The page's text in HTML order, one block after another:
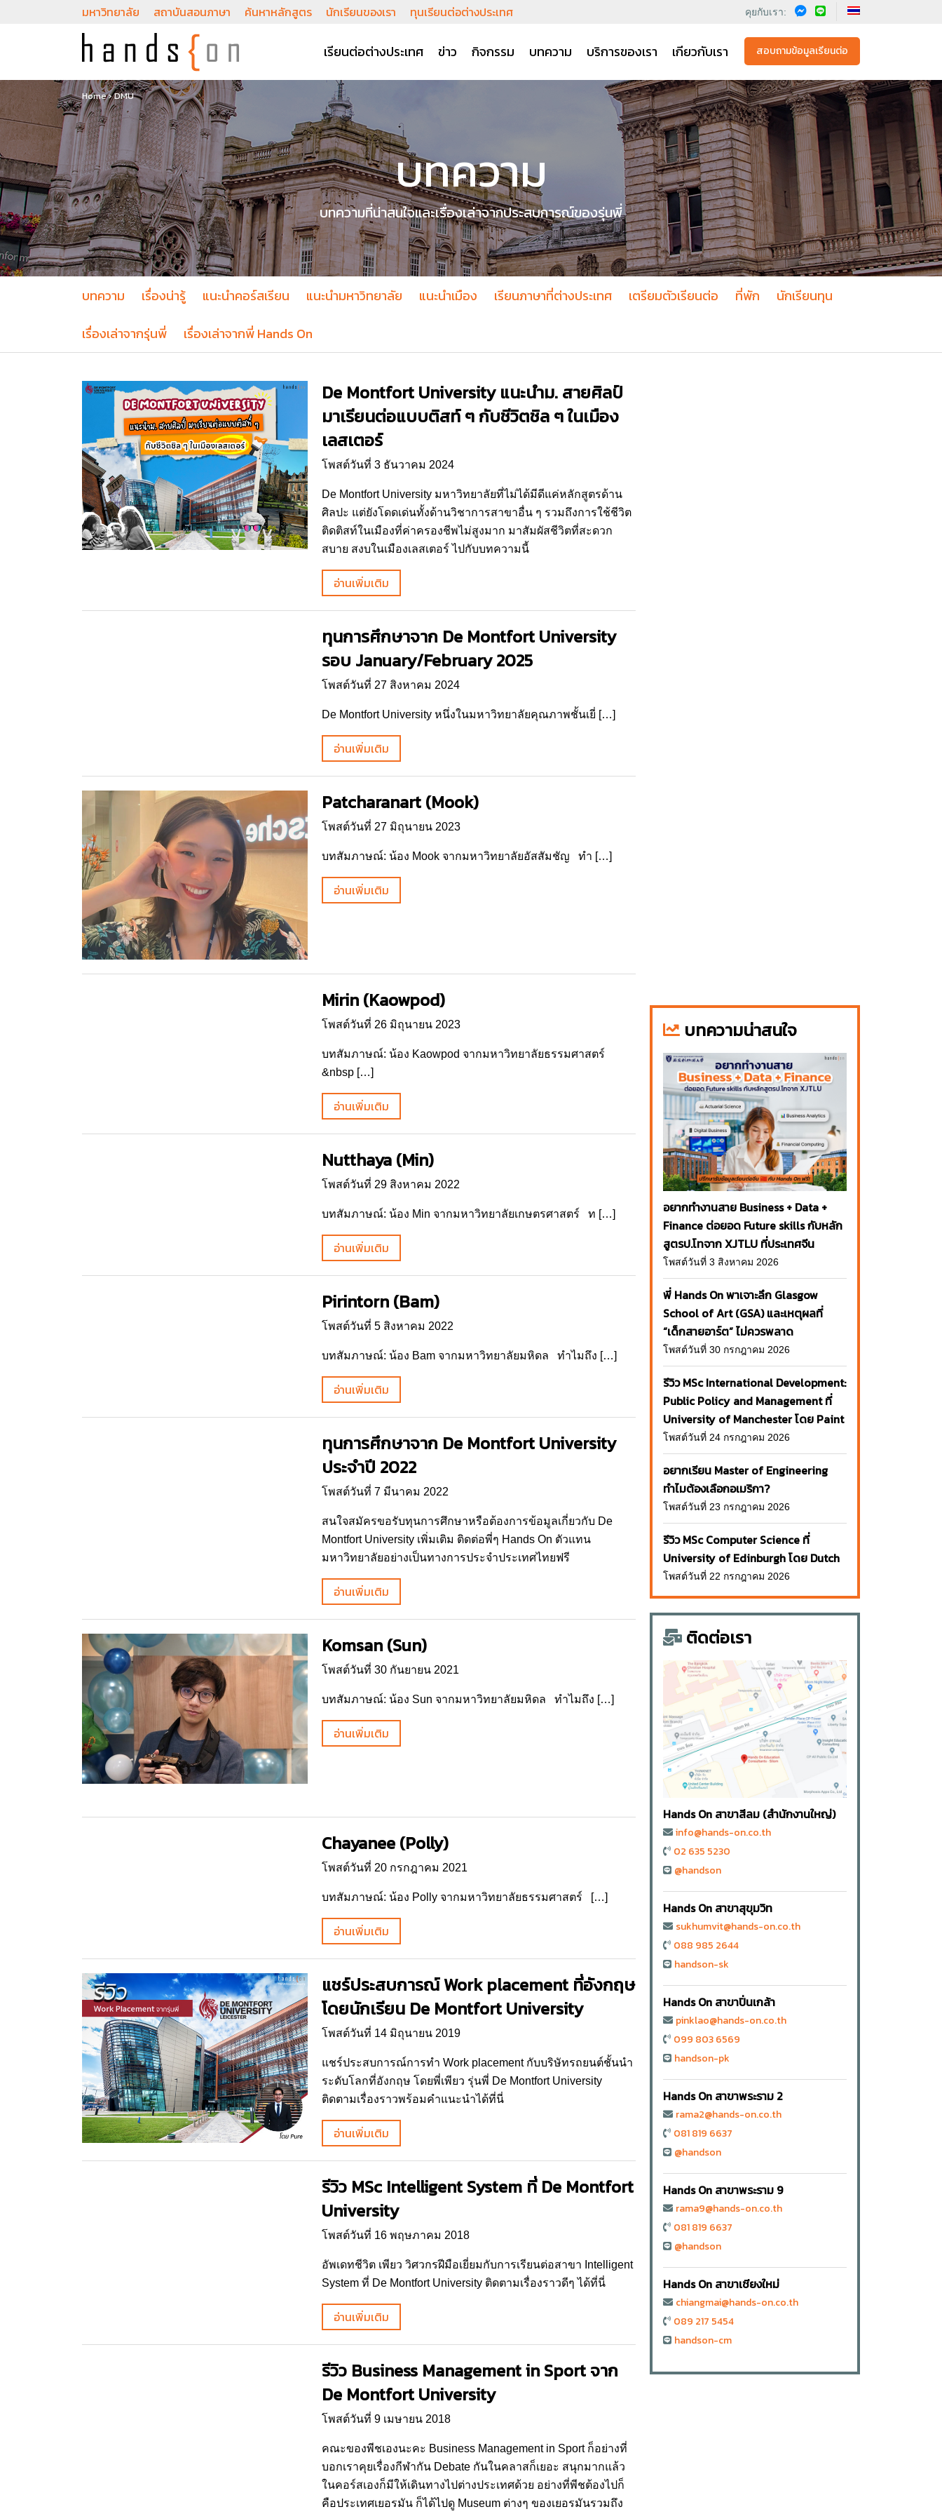
มหาวิทยาลัย สถาบันสอนภาษา ค้นหาหลักสูตร นักเรียนของเรา ทุนเรียนต่อต่างประเทศ คุยกับเรา:
เรียนต่อต่างประเทศ ข่าว กิจกรรม บทความ บริการของเรา เกียวกับเรา สอบถามข้อมูลเรียนต่อ
Home›DMU
บทความ
บทความที่น่าสนใจและเรื่องเล่าจากประสบการณ์ของรุ่นพี่
บทความ เรื่องน่ารู้ แนะนำคอร์สเรียน แนะนำมหาวิทยาลัย แนะนำเมือง เรียนภาษาที่ต่างประเทศ เตรียมตัวเรียนต่อ ที่พัก
นักเรียนทุน
เรื่องเล่าจากรุ่นพี่
เรื่องเล่าจากพี่ Hands On
De Montfort University แนะนำม. สายศิลป์
มาเรียนต่อแบบติสท์ ๆ กับชีวิตชิล ๆ ในเมือง
เลสเตอร์
โพสต์วันที่ 3 ธันวาคม 2024
De Montfort University มหาวิทยาลัยที่ไม่ได้มีดีแค่หลักสูตรด้าน
ศิลปะ แต่ยังโดดเด่นทั้งด้านวิชาการสาขาอื่น ๆ รวมถึงการใช้ชีวิต
ติดติสท์ในเมืองที่ค่าครองชีพไม่สูงมาก มาสัมผัสชีวิตที่สะดวก
สบาย สงบในเมืองเลสเตอร์ ไปกับบทความนี้
อ่านเพิ่มเติม
ทุนการศึกษาจาก De Montfort University
รอบ January/February 2025
โพสต์วันที่ 27 สิงหาคม 2024
De Montfort University หนึ่งในมหาวิทยาลัยคุณภาพชั้นเยี่ […]
อ่านเพิ่มเติม
Patcharanart (Mook)
โพสต์วันที่ 27 มิถุนายน 2023
บทสัมภาษณ์: น้อง Mook จากมหาวิทยาลัยอัสสัมชัญ ทำ […]
อ่านเพิ่มเติม
Mirin (Kaowpod)
โพสต์วันที่ 26 มิถุนายน 2023
บทสัมภาษณ์: น้อง Kaowpod จากมหาวิทยาลัยธรรมศาสตร์
&nbsp […]
อ่านเพิ่มเติม
Nutthaya (Min)
โพสต์วันที่ 29 สิงหาคม 2022
บทสัมภาษณ์: น้อง Min จากมหาวิทยาลัยเกษตรศาสตร์ ท […]
อ่านเพิ่มเติม
Pirintorn (Bam)
โพสต์วันที่ 5 สิงหาคม 2022
บทสัมภาษณ์: น้อง Bam จากมหาวิทยาลัยมหิดล ทำไมถึง […]
อ่านเพิ่มเติม
ทุนการศึกษาจาก De Montfort University
ประจำปี 2022
โพสต์วันที่ 7 มีนาคม 2022
สนใจสมัครขอรับทุนการศึกษาหรือต้องการข้อมูลเกี่ยวกับ De
Montfort University เพิ่มเติม ติดต่อพี่ๆ Hands On ตัวแทน
มหาวิทยาลัยอย่างเป็นทางการประจำประเทศไทยฟรี
อ่านเพิ่มเติม
Komsan (Sun)
โพสต์วันที่ 30 กันยายน 2021
บทสัมภาษณ์: น้อง Sun จากมหาวิทยาลัยมหิดล ทำไมถึง […]
อ่านเพิ่มเติม
Chayanee (Polly)
โพสต์วันที่ 20 กรกฎาคม 2021
บทสัมภาษณ์: น้อง Polly จากมหาวิทยาลัยธรรมศาสตร์ […]
อ่านเพิ่มเติม
แชร์ประสบการณ์ Work placement ที่อังกฤษ
โดยนักเรียน De Montfort University
โพสต์วันที่ 14 มิถุนายน 2019
แชร์ประสบการณ์การทำ Work placement กับบริษัทรถยนต์ชั้นนำ
ระดับโลกที่อังกฤษ โดยพี่เพียว รุ่นพี่ De Montfort University
ติดตามเรื่องราวพร้อมคำแนะนำได้ที่นี่
อ่านเพิ่มเติม
รีวิว MSc Intelligent System ที่ De Montfort
University
โพสต์วันที่ 16 พฤษภาคม 2018
อัพเดทชีวิต เพียว วิศวกรฝีมือเยี่ยมกับการเรียนต่อสาขา Intelligent
System ที่ De Montfort University ติดตามเรื่องราวดีๆ ได้ที่นี่
อ่านเพิ่มเติม
รีวิว Business Management in Sport จาก
De Montfort University
โพสต์วันที่ 9 เมษายน 2018
คณะของพีชเองนะคะ Business Management in Sport ก็อย่างที่
บอกเราคุยเรื่องกีฬากัน Debate กันในคลาสก็เยอะ สนุกมากแล้ว
ในคอร์สเองก็มีให้เดินทางไปต่างประเทศด้วย อย่างที่พีชต้องไปก็
คือประเทศเยอรมัน ก็ได้ไปดู Museum ต่างๆ ของเยอรมันรวมถึง
บทความน่าสนใจ
อยากทำงานสาย Business + Data +
Finance ต่อยอด Future skills กับหลัก
สูตรป.โทจาก XJTLU ที่ประเทศจีน
โพสต์วันที่ 3 สิงหาคม 2026
พี่ Hands On พาเจาะลึก Glasgow
School of Art (GSA) และเหตุผลที่
“เด็กสายอาร์ต” ไม่ควรพลาด
โพสต์วันที่ 30 กรกฎาคม 2026
รีวิว MSc International Development:
Public Policy and Management ที่
University of Manchester โดย Paint
โพสต์วันที่ 24 กรกฎาคม 2026
อยากเรียน Master of Engineering
ทำไมต้องเลือกอเมริกา?
โพสต์วันที่ 23 กรกฎาคม 2026
รีวิว MSc Computer Science ที่
University of Edinburgh โดย Dutch
โพสต์วันที่ 22 กรกฎาคม 2026
ติดต่อเรา
Hands On สาขาสีลม (สำนักงานใหญ่)
info@hands-on.co.th
02 635 5230
@handson
Hands On สาขาสุขุมวิท
sukhumvit@hands-on.co.th
088 985 2644
handson-sk
Hands On สาขาปิ่นเกล้า
pinklao@hands-on.co.th
099 803 6569
handson-pk
Hands On สาขาพระราม 2
rama2@hands-on.co.th
081 819 6637
@handson
Hands On สาขาพระราม 9
rama9@hands-on.co.th
081 819 6637
@handson
Hands On สาขาเชียงใหม่
chiangmai@hands-on.co.th
089 217 5454
handson-cm